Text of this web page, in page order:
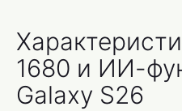
1680 и ИИ-
Galaxy S26